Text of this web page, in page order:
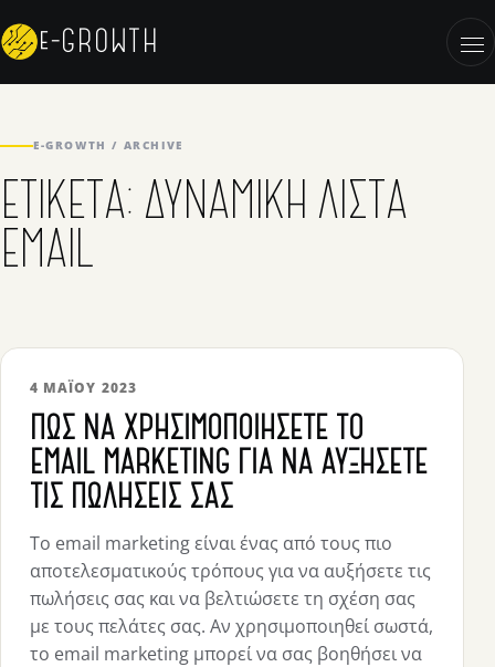
e-GROWTH
E-GROWTH / ARCHIVE
ΕΤΙΚΈΤΑ: ΔΥΝΑΜΙΚΉ ΛΊΣΤΑ
EMAIL
4 ΜΑΪ́ΟΥ 2023
ΠΏΣ ΝΑ ΧΡΗΣΙΜΟΠΟΙΉΣΕΤΕ ΤΟ
EMAIL MARKETING ΓΙΑ ΝΑ ΑΥΞΉΣΕΤΕ
ΤΙΣ ΠΩΛΉΣΕΙΣ ΣΑΣ
Το email marketing είναι ένας από τους πιο
αποτελεσματικούς τρόπους για να αυξήσετε τις
πωλήσεις σας και να βελτιώσετε τη σχέση σας
με τους πελάτες σας. Αν χρησιμοποιηθεί σωστά,
το email marketing μπορεί να σας βοηθήσει να